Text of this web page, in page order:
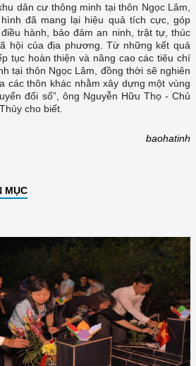
dân cư thông minh tại thôn Ngọc Lâm,
đã mang lại hiệu quả tích cực, góp
hành, bảo đảm an ninh, trật tự, thúc
hội của địa phương. Từ những kết quả
tục hoàn thiện và nâng cao các tiêu chí
tại thôn Ngọc Lâm, đồng thời sẽ nghiên
các thôn khác nhằm xây dựng một vùng
đổi số”, ông Nguyễn Hữu Thọ - Chủ
cho biết.
baohatinh
MỤC